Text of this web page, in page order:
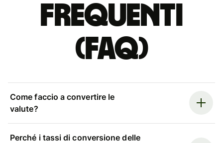
Frequenti
(FAQ)
Come faccio a convertire le
valute?
Perché i tassi di conversione delle